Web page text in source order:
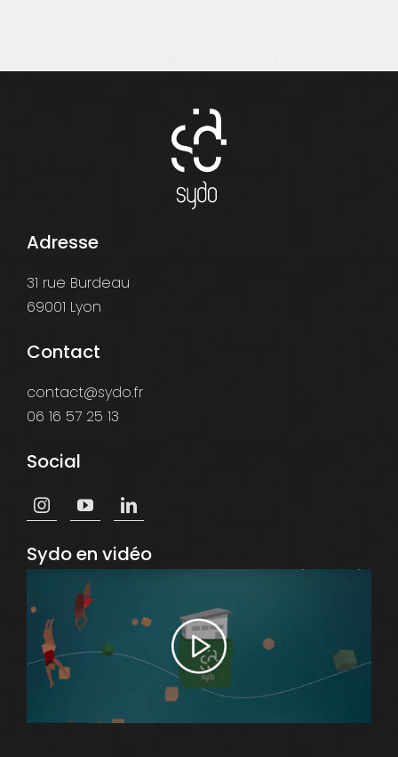
Adresse
31 rue Burdeau
69001 Lyon
Contact
contact@sydo.fr
06 16 57 25 13
Social
Sydo en vidéo